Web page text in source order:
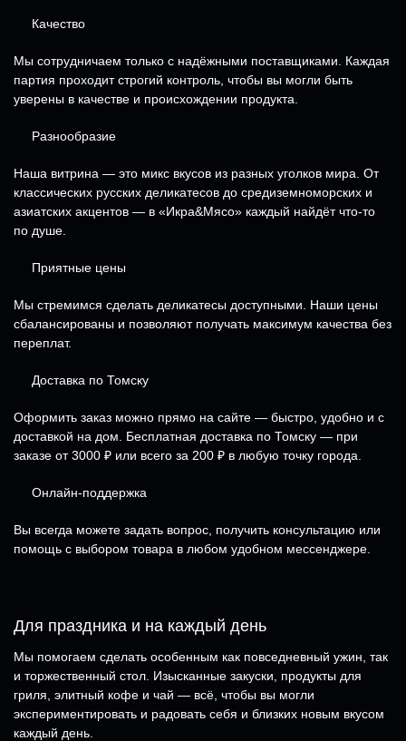
Качество
Мы сотрудничаем только с надёжными поставщиками. Каждая
партия проходит строгий контроль, чтобы вы могли быть
уверены в качестве и происхождении продукта.
Разнообразие
Наша витрина — это микс вкусов из разных уголков мира. От
классических русских деликатесов до средиземноморских и
азиатских акцентов — в «Икра&Мясо» каждый найдёт что-то
по душе.
Приятные цены
Мы стремимся сделать деликатесы доступными. Наши цены
сбалансированы и позволяют получать максимум качества без
переплат.
Доставка по Томску
Оформить заказ можно прямо на сайте — быстро, удобно и с
доставкой на дом. Бесплатная доставка по Томску — при
заказе от 3000 ₽ или всего за 200 ₽ в любую точку города.
Онлайн-поддержка
Вы всегда можете задать вопрос, получить консультацию или
помощь с выбором товара в любом удобном мессенджере.
Для праздника и на каждый день
Мы помогаем сделать особенным как повседневный ужин, так
и торжественный стол. Изысканные закуски, продукты для
гриля, элитный кофе и чай — всё, чтобы вы могли
экспериментировать и радовать себя и близких новым вкусом
каждый день.